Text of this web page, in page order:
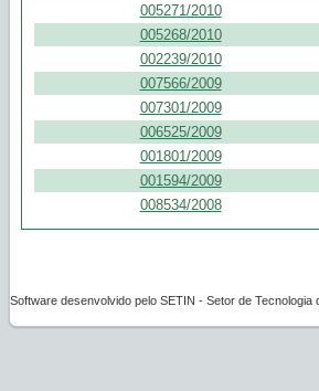
005271/2010
005268/2010
002239/2010
007566/2009
007301/2009
006525/2009
001801/2009
001594/2009
008534/2008
Software desenvolvido pelo SETIN - Setor de